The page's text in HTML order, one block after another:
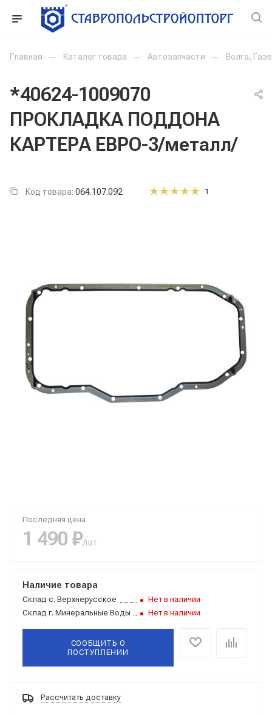
Главная — Каталог товара — Автозапчасти — Волга,
*40624-1009070
ПРОКЛАДКА ПОДДОНА
КАРТЕРА ЕВРО-3/металл/
Код товара: 064.107.092 1
Последняя цена
1 490 ₽/шт
Наличие товара
Склад с. Верхнерусское
Нет в наличии
Склад г. Минеральные Воды Нет в наличии
СООБЩИТЬ О
ПОСТУПЛЕНИИ
Рассчитать доставку